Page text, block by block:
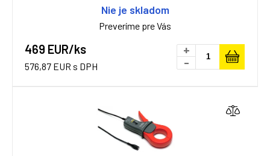
Nie je skladom
Preveríme pre Vás
469 EUR/ks
576,87 EUR s DPH
+
-